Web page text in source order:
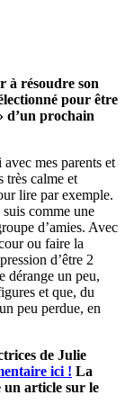
à résoudre son
pour être
d’un prochain
mes parents et
très calme et
lire par exemple.
comme une
d’amies. Avec
ou faire la
d’être 2
dérange un peu,
et que, du
peu perdue, en
de Julie
ici ! La
un article sur le